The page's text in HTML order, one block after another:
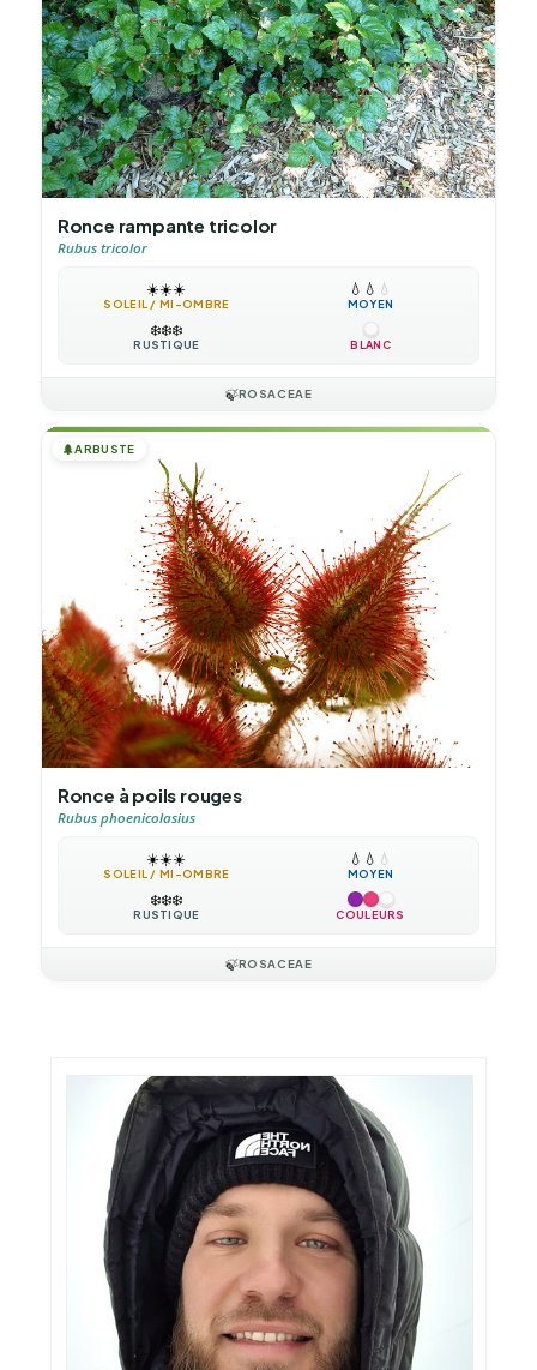
Ronce rampante tricolor
Rubus tricolor
☀️☀️☀️
SOLEIL / MI-OMBRE
💧 💧 💧
MOYEN
❄️❄️❄️
RUSTIQUE BLANC
🍃ROSACEAE
🌲ARBUSTE
Ronce à poils rouges
Rubus phoenicolasius
☀️☀️☀️
SOLEIL / MI-OMBRE
💧 💧 💧
MOYEN
❄️❄️❄️
RUSTIQUE COULEURS
🍃ROSACEAE